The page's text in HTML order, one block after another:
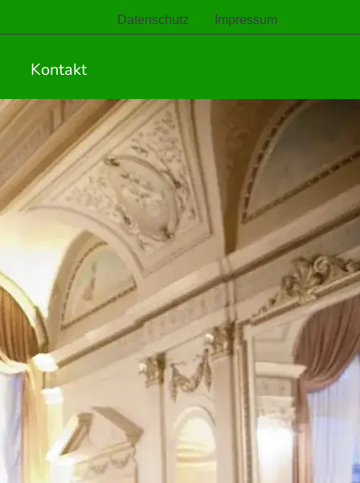
Datenschutz Impressum
Kontakt